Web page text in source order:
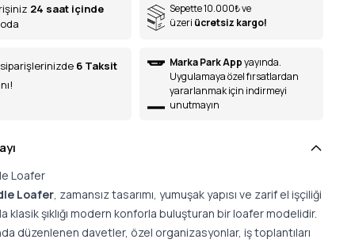
24 saat içinde
Sepette 10.000₺ve
üzeri ücretsiz kargo!
6 Taksit
Marka Park Appyayında.
Uygulamaya özel fırsatlardan
yararlanmak için indirmeyi
unutmayın
Loafer
Loafer, zamansız tasarımı, yumuşak yapısı ve zarif el işçiliği
klasik şıklığı modern konforla buluşturan bir loafer modelidir.
düzenlenen davetler, özel organizasyonlar, iş toplantıları